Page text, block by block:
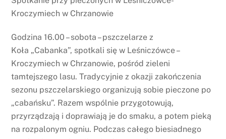
Kroczymiech w Chrzanowie
Godzina 16.00 – sobota – pszczelarze z
Koła „Cabanka”, spotkali się w Leśniczówce –
Kroczymiech w Chrzanowie, pośród zieleni
tamtejszego lasu. Tradycyjnie z okazji zakończenia
sezonu pszczelarskiego organizują sobie pieczone po
„cabańsku”. Razem wspólnie przygotowują,
przyrządzają i doprawiają je do smaku, a potem pieką
na rozpalonym ogniu. Podczas całego biesiadnego